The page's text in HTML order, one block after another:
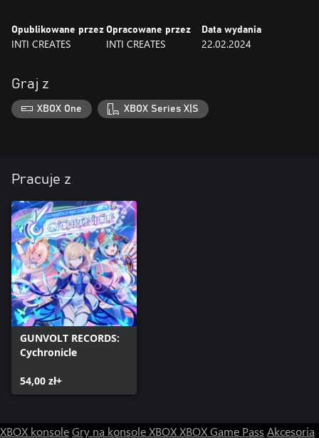
Opublikowane przez
INTI CREATES
Opracowane przez
INTI CREATES
Data wydania
22.02.2024
Graj z
XBOX One XBOX Series X|S
Pracuje z
GUNVOLT RECORDS:
Cychronicle
54,00 zł+
XBOX konsoleGry na konsole XBOXXBOX Game Pass Akcesoria